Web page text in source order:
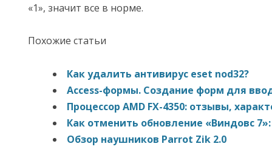
«1», значит все в норме.
Похожие статьи
Как удалить антивирус eset nod32?
Access-формы. Создание форм для
Процессор AMD FX-4350: отзывы,
Как отменить обновление «Виндовс
Обзор наушников Parrot Zik 2.0